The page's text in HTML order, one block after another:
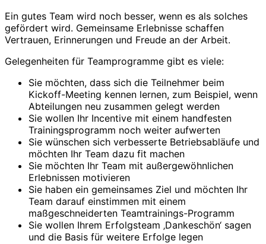
Ein gutes Team wird noch besser, wenn es als solches
gefördert wird. Gemeinsame Erlebnisse schaffen
Vertrauen, Erinnerungen und Freude an der Arbeit.
Gelegenheiten für Teamprogramme gibt es viele:
Sie möchten, dass sich die Teilnehmer beim
Kickoff-Meeting kennen lernen, zum Beispiel, wenn
Abteilungen neu zusammen gelegt werden
Sie wollen Ihr Incentive mit einem handfesten
Trainingsprogramm noch weiter aufwerten
Sie wünschen sich verbesserte Betriebsabläufe und
möchten Ihr Team dazu fit machen
Sie möchten Ihr Team mit außergewöhnlichen
Erlebnissen motivieren
Sie haben ein gemeinsames Ziel und möchten Ihr
Team darauf einstimmen mit einem
maßgeschneiderten Teamtrainings-Programm
Sie wollen Ihrem Erfolgsteam ‚Dankeschön‘ sagen
und die Basis für weitere Erfolge legen